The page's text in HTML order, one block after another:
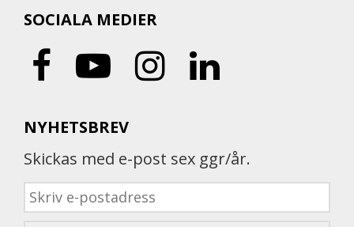
SOCIALA MEDIER
NYHETSBREV
Skickas med e-post sex ggr/år.